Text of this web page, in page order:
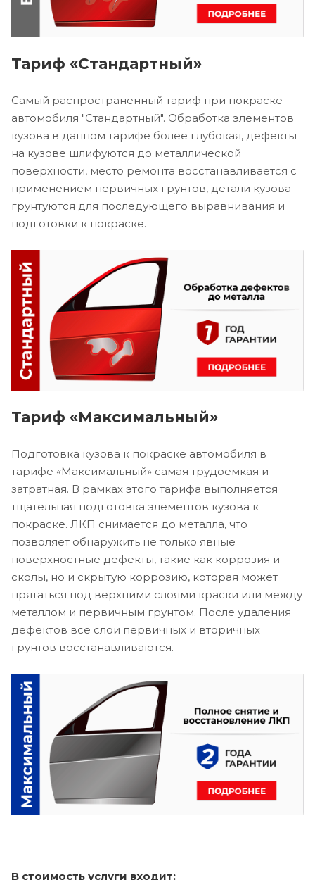
Тариф «Стандартный»
Самый распространенный тариф при покраске
автомобиля "Стандартный". Обработка элементов
кузова в данном тарифе более глубокая, дефекты
на кузове шлифуются до металлической
поверхности, место ремонта восстанавливается с
применением первичных грунтов, детали кузова
грунтуются для последующего выравнивания и
подготовки к покраске.
Тариф «Максимальный»
Подготовка кузова к покраске автомобиля в
тарифе «Максимальный» самая трудоемкая и
затратная. В рамках этого тарифа выполняется
тщательная подготовка элементов кузова к
покраске. ЛКП снимается до металла, что
позволяет обнаружить не только явные
поверхностные дефекты, такие как коррозия и
сколы, но и скрытую коррозию, которая может
прятаться под верхними слоями краски или между
металлом и первичным грунтом. После удаления
дефектов все слои первичных и вторичных
грунтов восстанавливаются.
В стоимость услуги входит: